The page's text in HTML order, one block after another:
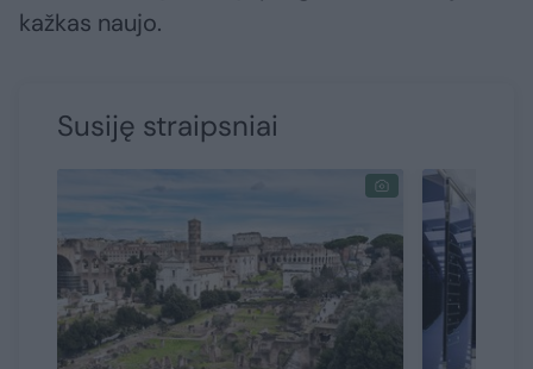
kažkas naujo.
Susiję straipsniai